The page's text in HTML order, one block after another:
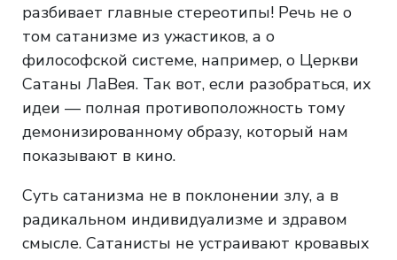
разбивает главные стереотипы! Речь не о
том сатанизме из ужастиков, а о
философской системе, например, о Церкви
Сатаны ЛаВея. Так вот, если разобраться, их
идеи — полная противоположность тому
демонизированному образу, который нам
показывают в кино.
Суть сатанизма не в поклонении злу, а в
радикальном индивидуализме и здравом
смысле. Сатанисты не устраивают кровавых